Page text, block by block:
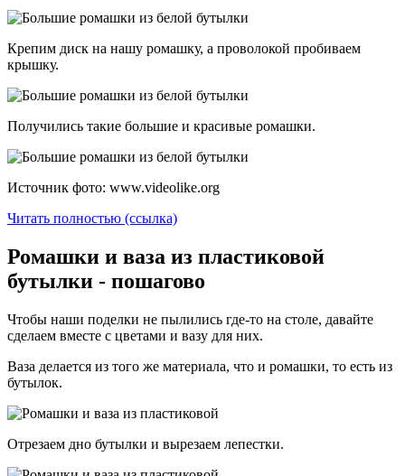
Крепим диск на нашу ромашку, а проволокой пробиваем
крышку.
Получились такие большие и красивые ромашки.
Источник фото: www.videolike.org
Читать полностью (ссылка)
Ромашки и ваза из пластиковой
бутылки - пошагово
Чтобы наши поделки не пылились где-то на столе, давайте
сделаем вместе с цветами и вазу для них.
Ваза делается из того же материала, что и ромашки, то есть из
бутылок.
Отрезаем дно бутылки и вырезаем лепестки.